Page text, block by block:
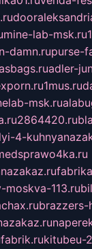
mine-lab-msk.ru
damn.rupurse-
adler-
1mus.ru
msk.ru
2864420.ru
4-
113.ru
brazzers-
kitubeu-